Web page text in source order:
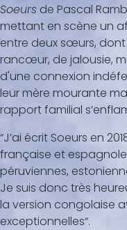
Soeurs de Pascal
mettant en scène un
entre deux sœurs,
rancœur, de jalousie,
d'une connexion
leur mère mourante
rapport familial
“J’ai écrit Soeurs en
française et
péruviennes,
Je suis donc très
la version congolaise
exceptionnelles“.